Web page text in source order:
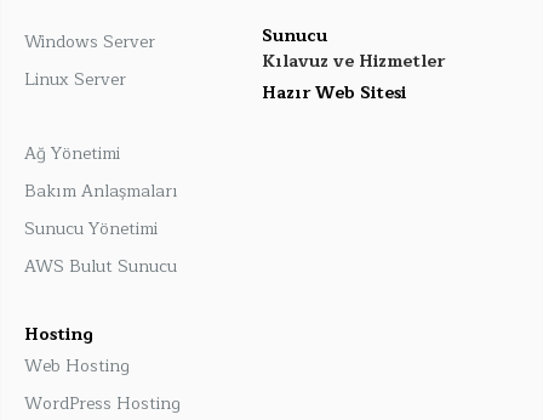
Sunucu
Windows Server
Linux Server
Kılavuz ve Hizmetler
Ağ Yönetimi
Bakım Anlaşmaları
Sunucu Yönetimi
AWS Bulut Sunucu
Hazır Web Sitesi
Hosting
Web Hosting
WordPress Hosting